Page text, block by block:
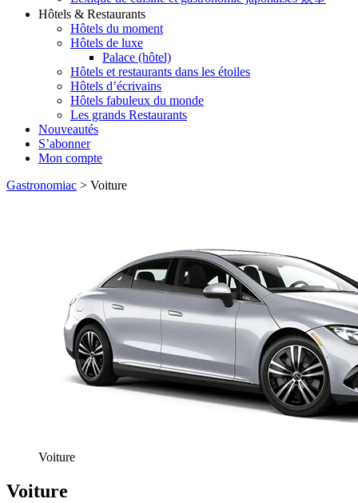
Hôtels & Restaurants
Hôtels du moment
Hôtels de luxe
Palace (hôtel)
Hôtels et restaurants dans les étoiles
Hôtels d’écrivains
Hôtels fabuleux du monde
Les grands Restaurants
Nouveautés
S’abonner
Mon compte
Gastronomiac > Voiture
Voiture
Voiture